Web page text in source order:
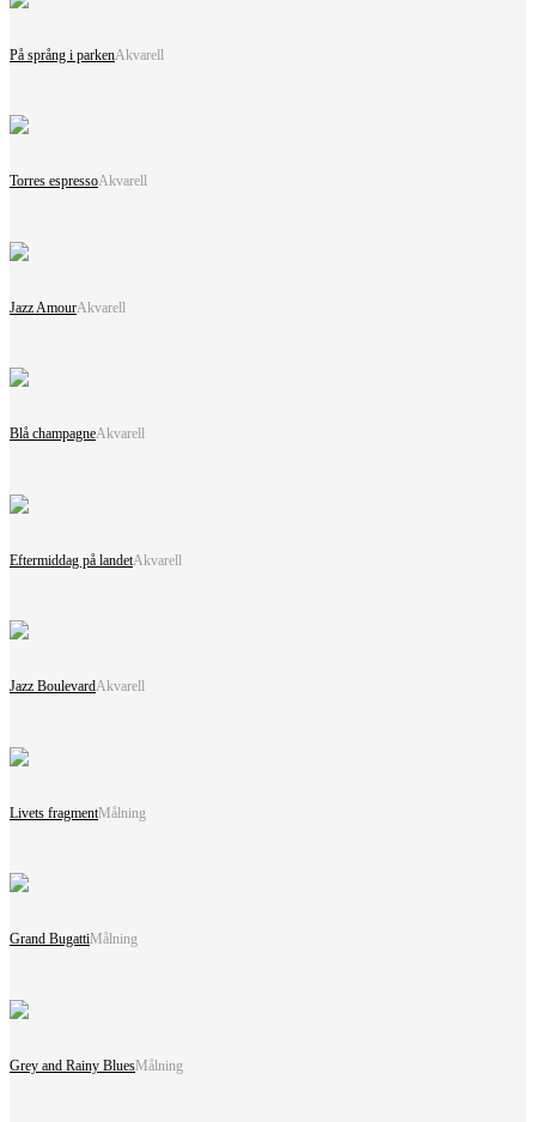
På språng i parkenAkvarell
Torres espressoAkvarell
Jazz AmourAkvarell
Blå champagneAkvarell
Eftermiddag på landetAkvarell
Jazz BoulevardAkvarell
Livets fragmentMålning
Grand BugattiMålning
Grey and Rainy BluesMålning